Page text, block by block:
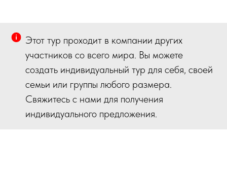
Этот тур проходит в компании других
участников со всего мира. Вы можете
создать индивидуальный тур для себя, своей
семьи или группы любого размера.
Свяжитесь с нами для получения
индивидуального предложения.